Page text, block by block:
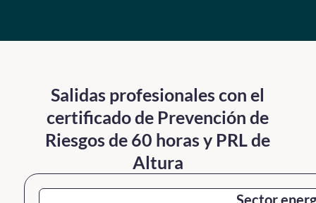
Salidas profesionales con el
certificado de Prevención de
Riesgos de 60 horas y PRL de
Altura
Sector